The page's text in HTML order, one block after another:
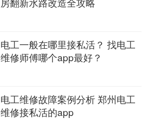
电工一般在哪里接私活？ 找电工
维修师傅哪个app最好？
电工维修故障案例分析 郑州电工
维修接私活的app